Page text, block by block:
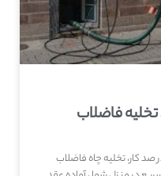
صد در صد کار، تخلیه چاه فاضلاب